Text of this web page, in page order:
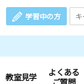
学習中の方
教室見学
よくある